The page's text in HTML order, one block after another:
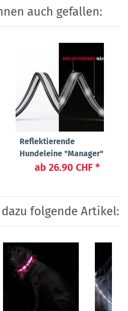
auch gefallen:
Reflektierende
Hundeleine "Manager"
ab 26.90 CHF *
folgende Artikel: